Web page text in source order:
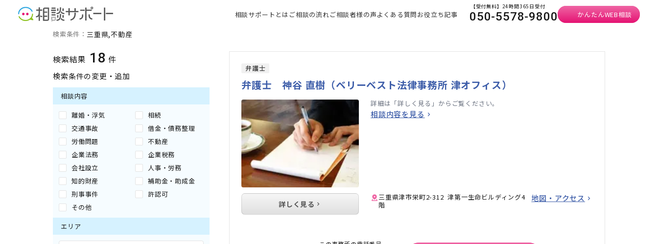
相談サポートとは ご相談の流れご相談者様の声よくある質問お役立ち記事
【受付無料】24時間365日受付
050-5578-9800 かんたんWEB相談
三重県の不動産に強い専門家の検索結果
検索条件： 三重県 不動産
検索結果 18 件
検索条件の変更・追加
相談内容
離婚・浮気
相続
交通事故
借金・債務整理
労働問題
不動産
企業法務
企業税務
会社設立
人事・労務
知的財産
補助金・助成金
刑事事件
許認可
その他
エリア
弁護士
弁護士 神谷 直樹（ベリーベスト法律事務所 津オフィス）
詳細は「詳しく見る」からご覧ください。
相談内容を見る
三重県津市栄町2-312 津第一生命ビルディング4
階
地図・アクセス
詳しく見る